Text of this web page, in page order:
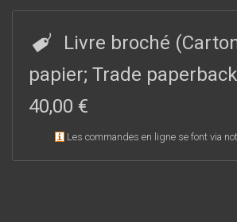
Livre broché
papier; Trade
40,00 €
Les commandes en ligne se font via